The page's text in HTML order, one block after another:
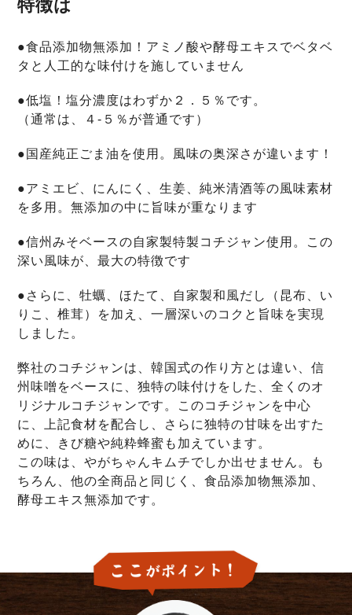
特徴は
●食品添加物無添加！アミノ酸や酵母エキスでベタベ
タと人工的な味付けを施していません
●低塩！塩分濃度はわずか２．５％です。
（通常は、４-５％が普通です）
●国産純正ごま油を使用。風味の奥深さが違います！
●アミエビ、にんにく、生姜、純米清酒等の風味素材
を多用。無添加の中に旨味が重なります
●信州みそベースの自家製特製コチジャン使用。この
深い風味が、最大の特徴です
●さらに、牡蠣、ほたて、自家製和風だし（昆布、い
りこ、椎茸）を加え、一層深いのコクと旨味を実現
しました。
弊社のコチジャンは、韓国式の作り方とは違い、信
州味噌をベースに、独特の味付けをした、全くのオ
リジナルコチジャンです。このコチジャンを中心
に、上記食材を配合し、さらに独特の甘味を出すた
めに、きび糖や純粋蜂蜜も加えています。
この味は、やがちゃんキムチでしか出せません。も
ちろん、他の全商品と同じく、食品添加物無添加、
酵母エキス無添加です。